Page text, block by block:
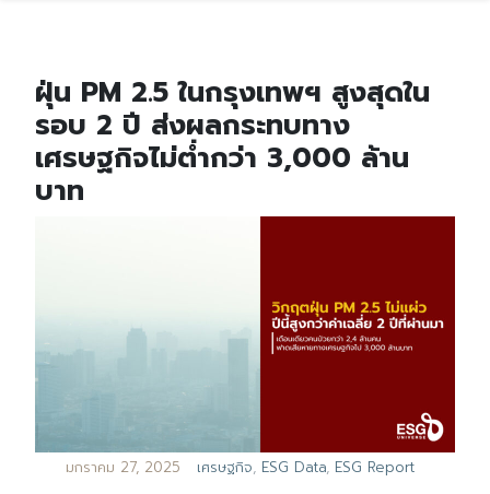
ฝุ่น PM 2.5 ในกรุงเทพฯ สูงสุดใน
รอบ 2 ปี ส่งผลกระทบทาง
เศรษฐกิจไม่ต่ำกว่า 3,000 ล้าน
บาท
มกราคม 27, 2025 เศรษฐกิจ, ESG Data, ESG Report